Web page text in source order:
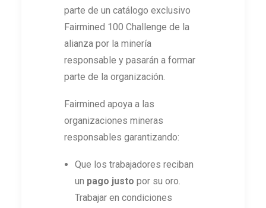
parte de un catálogo exclusivo
Fairmined 100 Challenge de la
alianza por la minería
responsable y pasarán a formar
parte de la organización.
Fairmined apoya a las
organizaciones mineras
responsables garantizando:
Que los trabajadores reciban
un pago justo por su oro.
Trabajar en condiciones